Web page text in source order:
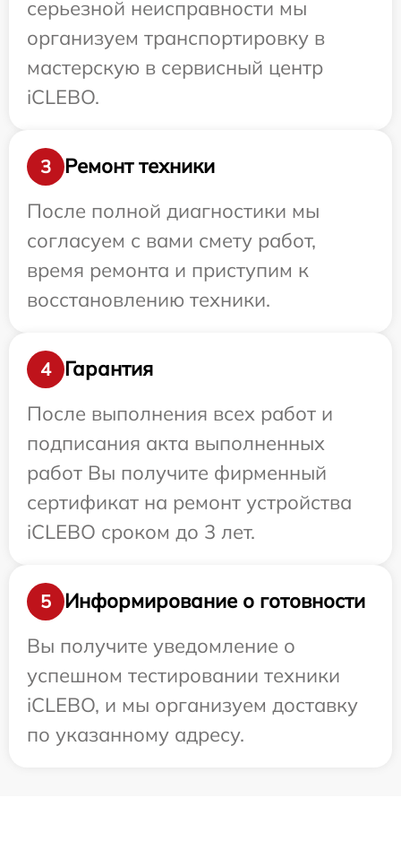
серьезной неисправности мы
организуем транспортировку в
мастерскую в сервисный центр
iCLEBO.
3
Ремонт техники
После полной диагностики мы
согласуем с вами смету работ,
время ремонта и приступим к
восстановлению техники.
4
Гарантия
После выполнения всех работ и
подписания акта выполненных
работ Вы получите фирменный
сертификат на ремонт устройства
iCLEBO сроком до 3 лет.
5
Информирование о готовности
Вы получите уведомление о
успешном тестировании техники
iCLEBO, и мы организуем доставку
по указанному адресу.